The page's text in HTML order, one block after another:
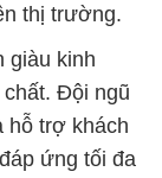
thị trường.
giàu kinh
chất. Đội ngũ
hỗ trợ khách
ứng tối đa